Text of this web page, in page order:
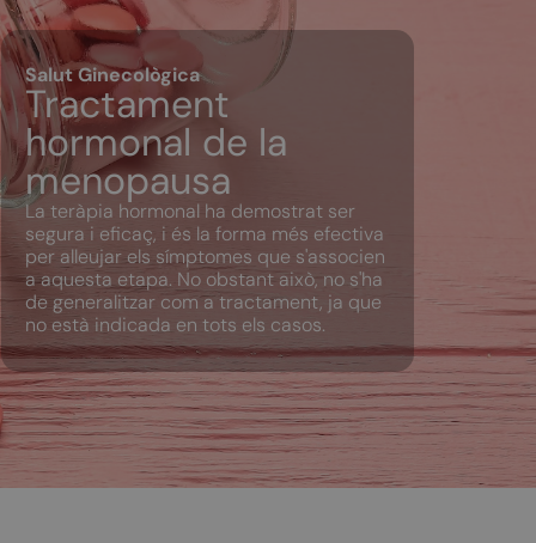
Salut Ginecològica
Tractament
hormonal de la
menopausa
La teràpia hormonal ha demostrat ser
segura i eficaç, i és la forma més efectiva
per alleujar els símptomes que s'associen
a aquesta etapa. No obstant això, no s'ha
de generalitzar com a tractament, ja que
no està indicada en tots els casos.